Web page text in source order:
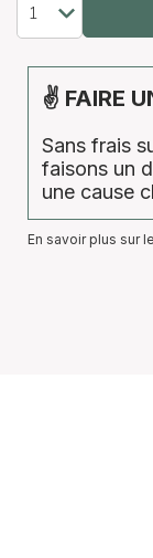
✌ FAIRE
Sans frais
faisons un
une cause
En savoir plus sur